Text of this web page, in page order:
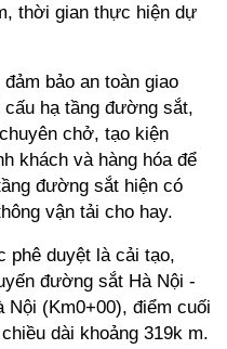
, thời gian thực hiện dự
bảo an toàn giao
hạ tầng đường sắt,
chở, tạo kiện
khách và hàng hóa để
đường sắt hiện có
vận tải cho hay.
phê duyệt là cải tạo,
đường sắt Hà Nội -
Nội (Km0+00), điểm cuối
dài khoảng 319k m.